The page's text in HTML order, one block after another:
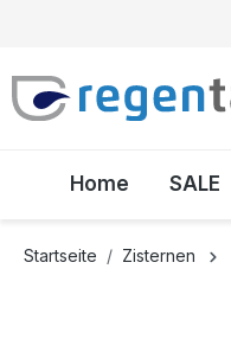
Home SALE
Startseite Zisternen